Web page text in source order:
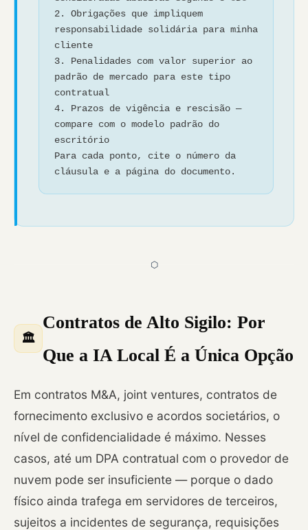
2. Obrigações que impliquem
responsabilidade solidária para minha
cliente
3. Penalidades com valor superior ao
padrão de mercado para este tipo
contratual
4. Prazos de vigência e rescisão —
compare com o modelo padrão do
escritório
Para cada ponto, cite o número da
cláusula e a página do documento.
⬡
🏛️
Contratos de Alto Sigilo: Por
Que a IA Local É a Única Opção
Em contratos M&A, joint ventures, contratos de
fornecimento exclusivo e acordos societários, o
nível de confidencialidade é máximo. Nesses
casos, até um DPA contratual com o provedor de
nuvem pode ser insuficiente — porque o dado
físico ainda trafega em servidores de terceiros,
sujeitos a incidentes de segurança, requisições